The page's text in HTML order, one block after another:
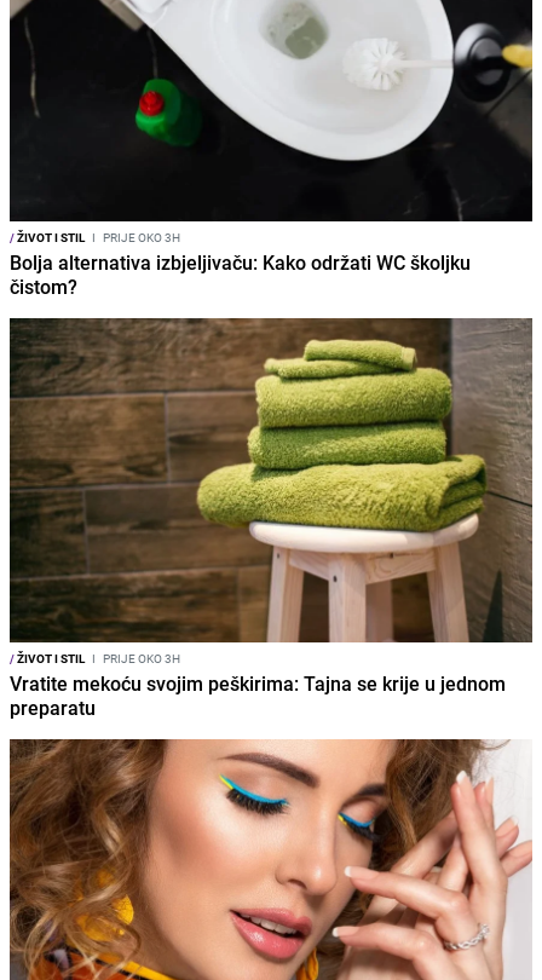
/ŽIVOT I STIL I PRIJE OKO 3H
Bolja alternativa izbjeljivaču: Kako održati WC školjku
čistom?
/ŽIVOT I STIL I PRIJE OKO 3H
Vratite mekoću svojim peškirima: Tajna se krije u jednom
preparatu